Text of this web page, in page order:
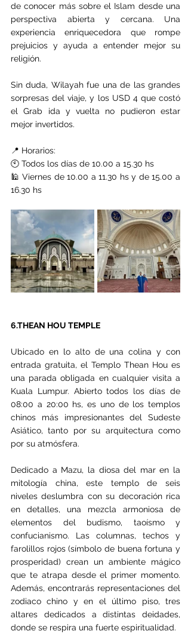
de conocer más sobre el Islam desde una
perspectiva abierta y cercana. Una
experiencia enriquecedora que rompe
prejuicios y ayuda a entender mejor su
religión.
Sin duda, Wilayah fue una de las grandes
sorpresas del viaje, y los USD 4 que costó
el Grab ida y vuelta no pudieron estar
mejor invertidos.
📍 Horarios:
🕙 Todos los días de 10.00 a 15.30 hs
🕌 Viernes de 10.00 a 11.30 hs y de 15.00 a
16.30 hs
6.THEAN HOU TEMPLE
Ubicado en lo alto de una colina y con
entrada gratuita, el Templo Thean Hou es
una parada obligada en cualquier visita a
Kuala Lumpur. Abierto todos los días de
08:00 a 20:00 hs, es uno de los templos
chinos más impresionantes del Sudeste
Asiático, tanto por su arquitectura como
por su atmósfera.
Dedicado a Mazu, la diosa del mar en la
mitología china, este templo de seis
niveles deslumbra con su decoración rica
en detalles, una mezcla armoniosa de
elementos del budismo, taoísmo y
confucianismo. Las columnas, techos y
farolillos rojos (símbolo de buena fortuna y
prosperidad) crean un ambiente mágico
que te atrapa desde el primer momento.
Además, encontrarás representaciones del
zodiaco chino y en el último piso, tres
altares dedicados a distintas deidades,
donde se respira una fuerte espiritualidad.